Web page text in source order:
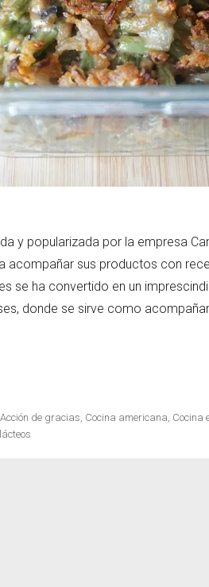
Italia La
mejores recetas
calabaza
y popularizada por la empresa
acompañar sus productos con
se ha convertido en un
donde se sirve como
Etiquetas
Acción de gracias, Cocina americana, Cocina